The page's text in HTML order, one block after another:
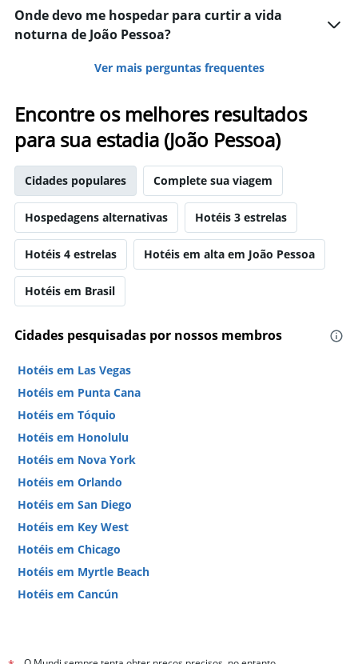
Onde devo me hospedar para curtir a vida
noturna de João Pessoa?
Ver mais perguntas frequentes
Encontre os melhores resultados
para sua estadia (João Pessoa)
Cidades populares Complete sua viagem
Hospedagens alternativas Hotéis 3 estrelas
Hotéis 4 estrelas Hotéis em alta em João Pessoa
Hotéis em Brasil
Cidades pesquisadas por nossos membros
Hotéis em Las Vegas
Hotéis em Punta Cana
Hotéis em Tóquio
Hotéis em Honolulu
Hotéis em Nova York
Hotéis em Orlando
Hotéis em San Diego
Hotéis em Key West
Hotéis em Chicago
Hotéis em Myrtle Beach
Hotéis em Cancún